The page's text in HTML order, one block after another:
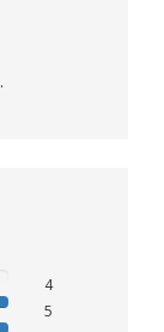
.
4
5